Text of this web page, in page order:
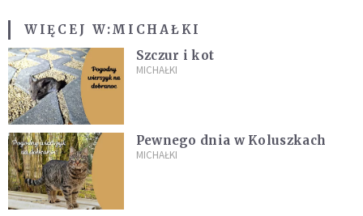
WIĘCEJ W: MICHAŁKI
Szczur i kot
MICHAŁKI
Pewnego dnia w Koluszkach
MICHAŁKI